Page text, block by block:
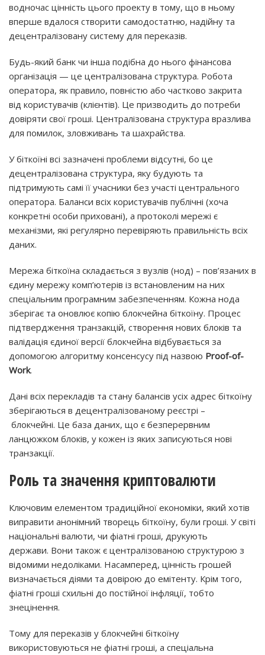
водночас цінність цього проекту в тому, що в ньому
вперше вдалося створити самодостатню, надійну та
децентралізовану систему для переказів.
Будь-який банк чи інша подібна до нього фінансова
організація — це централізована структура. Робота
оператора, як правило, повністю або частково закрита
від користувачів (клієнтів). Це призводить до потреби
довіряти свої гроші. Централізована структура вразлива
для помилок, зловживань та шахрайства.
У біткоїні всі зазначені проблеми відсутні, бо це
децентралізована структура, яку будують та
підтримують самі її учасники без участі центрального
оператора. Баланси всіх користувачів публічні (хоча
конкретні особи приховані), а протоколі мережі є
механізми, які регулярно перевіряють правильність всіх
даних.
Мережа біткоїна складається з вузлів (нод) – пов’язаних в
єдину мережу комп’ютерів із встановленим на них
спеціальним програмним забезпеченням. Кожна нода
зберігає та оновлює копію блокчейна біткоїну. Процес
підтвердження транзакцій, створення нових блоків та
валідація єдиної версії блокчейна відбувається за
допомогою алгоритму консенсусу під назвою Proof-of-
Work.
Дані всіх перекладів та стану балансів усіх адрес біткоїну
зберігаються в децентралізованому реєстрі –
блокчейні. Це база даних, що є безперервним
ланцюжком блоків, у кожен із яких записуються нові
транзакції.
Роль та значення криптовалюти
Ключовим елементом традиційної економіки, який хотів
виправити анонімний творець біткоїну, були гроші. У світі
національні валюти, чи фіатні гроші, друкують
держави. Вони також є централізованою структурою з
відомими недоліками. Насамперед, цінність грошей
визначається діями та довірою до емітенту. Крім того,
фіатні гроші схильні до постійної інфляції, тобто
знецінення.
Тому для переказів у блокчейні біткоїну
використовуються не фіатні гроші, а спеціальна